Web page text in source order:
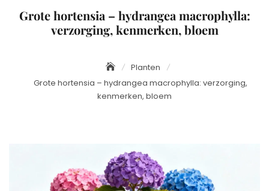
Grote hortensia – hydrangea macrophylla:
verzorging, kenmerken, bloem
Planten
Grote hortensia – hydrangea macrophylla: verzorging,
kenmerken, bloem